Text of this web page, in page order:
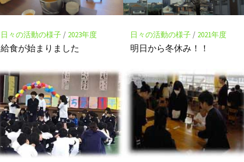
日々の活動の様子/ 2023年度
給食が始まりました
日々の活動の様子/ 2021年度
明日から冬休み！！